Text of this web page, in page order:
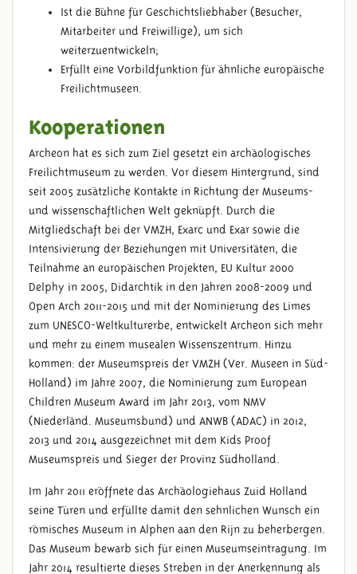
Ist die Bühne für Geschichtsliebhaber (Besucher,
Mitarbeiter und Freiwillige), um sich
weiterzuentwickeln;
Erfüllt eine Vorbildfunktion für ähnliche europäische
Freilichtmuseen.
Kooperationen
Archeon hat es sich zum Ziel gesetzt ein archäologisches
Freilichtmuseum zu werden. Vor diesem Hintergrund, sind
seit 2005 zusätzliche Kontakte in Richtung der Museums-
und wissenschaftlichen Welt geknüpft. Durch die
Mitgliedschaft bei der VMZH, Exarc und Exar sowie die
Intensivierung der Beziehungen mit Universitäten, die
Teilnahme an europäischen Projekten, EU Kultur 2000
Delphy in 2005, Didarchtik in den Jahren 2008-2009 und
Open Arch 2011-2015 und mit der Nominierung des Limes
zum UNESCO-Weltkulturerbe, entwickelt Archeon sich mehr
und mehr zu einem musealen Wissenszentrum. Hinzu
kommen: der Museumspreis der VMZH (Ver. Museen in Süd-
Holland) im Jahre 2007, die Nominierung zum European
Children Museum Award im Jahr 2013, vom NMV
(Niederländ. Museumsbund) und ANWB (ADAC) in 2012,
2013 und 2014 ausgezeichnet mit dem Kids Proof
Museumspreis und Sieger der Provinz Südholland.
Im Jahr 2011 eröffnete das Archäologiehaus Zuid Holland
seine Türen und erfüllte damit den sehnlichen Wunsch ein
römisches Museum in Alphen aan den Rijn zu beherbergen.
Das Museum bewarb sich für einen Museumseintragung. Im
Jahr 2014 resultierte dieses Streben in der Anerkennung als